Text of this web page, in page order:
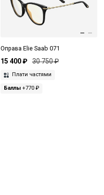
Оправа Elie Saab 071
15 400 ₽ 30 750 ₽
Плати частями
Баллы+770 ₽